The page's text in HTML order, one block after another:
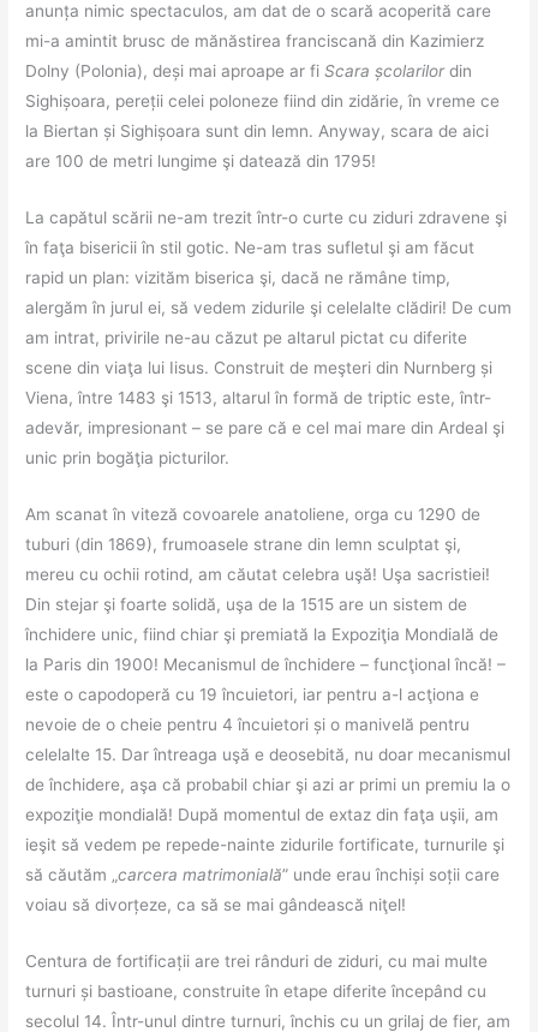
anunța nimic spectaculos, am dat de o scară acoperită care
mi-a amintit brusc de mănăstirea franciscană din Kazimierz
Dolny (Polonia), deși mai aproape ar fiScara școlarilordin
Sighișoara, pereții celei poloneze fiind din zidărie, în vreme ce
la Biertan și Sighișoara sunt din lemn. Anyway, scara de aici
are 100 de metri lungime şi datează din 1795!
La capătul scării ne-am trezit într-o curte cu ziduri zdravene şi
în faţa bisericii în stil gotic. Ne-am tras sufletul şi am făcut
rapid un plan: vizităm biserica şi, dacă ne rămâne timp,
alergăm în jurul ei, să vedem zidurile şi celelalte clădiri! De cum
am intrat, privirile ne-au căzut pe altarul pictat cu diferite
scene din viaţa lui Iisus. Construit de meşteri din Nurnberg și
Viena, între 1483 şi 1513, altarul în formă de triptic este, într-
adevăr, impresionant – se pare că e cel mai mare din Ardeal şi
unic prin bogăţia picturilor.
Am scanat în viteză covoarele anatoliene, orga cu 1290 de
tuburi (din 1869), frumoasele strane din lemn sculptat şi,
mereu cu ochii rotind, am căutat celebra uşă! Uşa sacristiei!
Din stejar şi foarte solidă, uşa de la 1515 are un sistem de
închidere unic, fiind chiar şi premiată la Expoziţia Mondială de
la Paris din 1900! Mecanismul de închidere – funcţional încă! –
este o capodoperă cu 19 încuietori, iar pentru a-l acţiona e
nevoie de o cheie pentru 4 încuietori și o manivelă pentru
celelalte 15. Dar întreaga uşă e deosebită, nu doar mecanismul
de închidere, aşa că probabil chiar şi azi ar primi un premiu la o
expoziţie mondială! După momentul de extaz din faţa uşii, am
ieşit să vedem pe repede-nainte zidurile fortificate, turnurile şi
să căutăm „carcera matrimonială” unde erau închiși soții care
voiau să divorțeze, ca să se mai gândească niţel!
Centura de fortificații are trei rânduri de ziduri, cu mai multe
turnuri și bastioane, construite în etape diferite începând cu
secolul 14. Într-unul dintre turnuri, închis cu un grilaj de fier, am